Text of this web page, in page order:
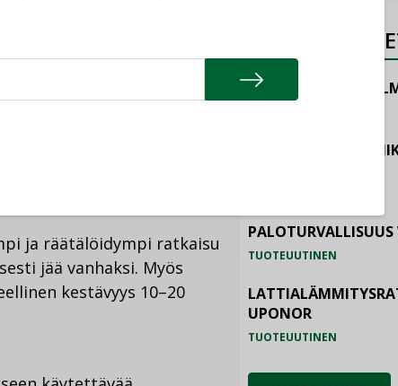
ja mitä
dataa kolmannen
vanhaan asuntoosi
ratkaisuista, joita olet
ja räätälöidympi ratkaisu
jää vanhaksi. Myös
kestävyys 10–20
TUOTEUUTINEN
UPONOR
TUOTEUUTINEN